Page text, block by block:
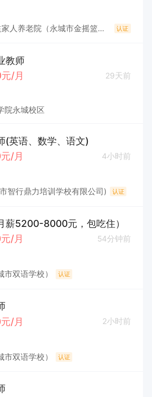
明珠幼儿园&益家人养老院（永城市金摇篮教育科技有限公司） 认证
教师
/月
29天前
院永城校区
(英语、数学、语文)
/月
4小时前
智行鼎力培训学校有限公司) 认证
薪5200-8000元，包吃住）
/月
54分钟前
双语学校） 认证
/月
2小时前
双语学校） 认证